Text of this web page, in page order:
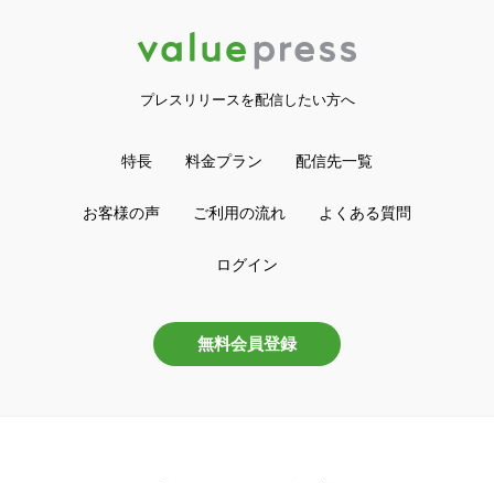
プレスリリースを配信したい方へ
特長 料金プラン 配信先一覧
お客様の声 ご利用の流れ よくある質問
ログイン
無料会員登録